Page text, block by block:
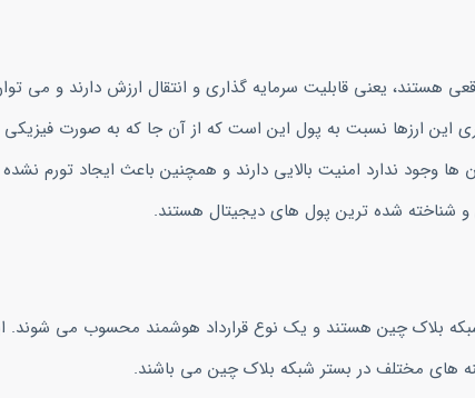
هستند، یعنی قابلیت سرمایه گذاری و انتقال ارزش دارند و می
این ارزها نسبت به پول این است که از آن جا که به صورت
وجود ندارد امنیت بالایی دارند و همچنین باعث ایجاد تورم
و شناخته شده ترین پول های دیجیتال هستند.
بلاک چین هستند و یک نوع قرارداد هوشمند محسوب می شوند.
های مختلف در بستر شبکه بلاک چین می باشند.